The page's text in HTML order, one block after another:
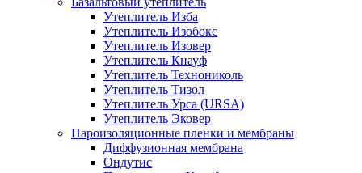
Утеплитель Изба
Утеплитель Изобокс
Утеплитель Изовер
Утеплитель Кнауф
Утеплитель Технониколь
Утеплитель Тизол
Утеплитель Урса (URSA)
Утеплитель Эковер
Пароизоляционные пленки и мембраны
Диффузионная мембрана
Ондутис